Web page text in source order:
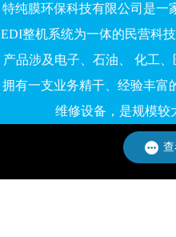
特纯膜环保科技有限公司是一
EDI整机系统为一体的民营科
产品涉及电子、石油、 化工
拥有一支业务精干、经验丰富
维修设备，是规模较